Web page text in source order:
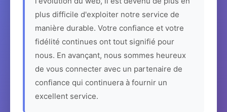
plus difficile d'exploiter notre service de
manière durable. Votre confiance et votre
fidélité continues ont tout signifié pour
nous. En avançant, nous sommes heureux
de vous connecter avec un partenaire de
confiance qui continuera à fournir un
excellent service.